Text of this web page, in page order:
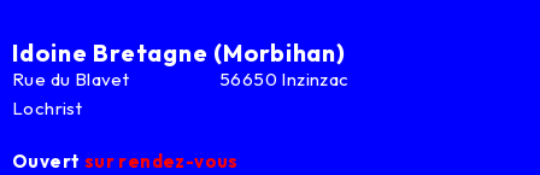
Idoine Bretagne (Morbihan)
Rue du Blavet 56650 Inzinzac
Lochrist
Ouvert sur rendez-vous